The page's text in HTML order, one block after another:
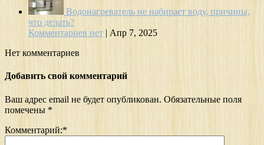
Водонагреватель не набирает воду, причины,
что делать?
Комментариев нет | Апр 7, 2025
Нет комментариев
Добавить свой комментарий
Ваш адрес email не будет опубликован. Обязательные поля
помечены *
Комментарий:*